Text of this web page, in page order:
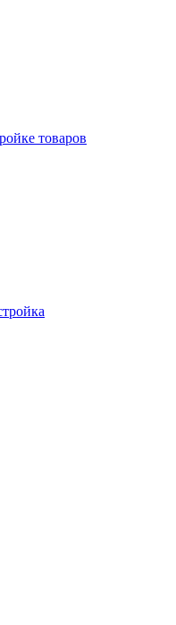
товаров